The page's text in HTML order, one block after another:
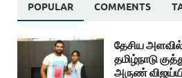
POPULAR COMMENTS
தேசிய
தமிழ்நாடு
அருண்